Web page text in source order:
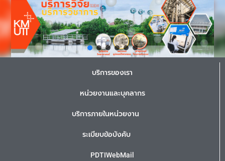
บริการของเรา
หน่วยงานและบุคลากร
บริการภายในหน่วยงาน
ระเบียบข้อบังคับ
PDTIWebMail